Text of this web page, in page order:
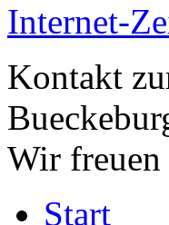
Internet-
Kontakt
Wir freuen
Start